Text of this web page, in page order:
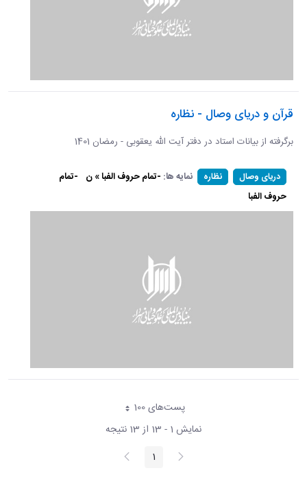
قرآن و دریای وصال - نظاره
برگرفته از بیانات استاد در دفتر آیت الله یعقوبی - رمضان 1401
دریای وصال نظاره نمایه ها: -تمام حروف الفبا » ن -تمام
حروف الفبا
پست‌‌های 100هر صفحه
نمایش 1 - 13 از 13 نتیجه
پیغام
قبلی صفحه1 صفحه
بعد